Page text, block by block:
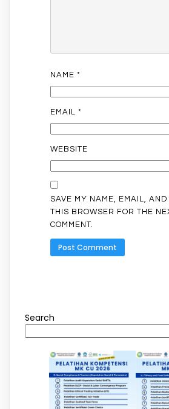
NAME *
EMAIL *
WEBSITE
SAVE MY NAME, EMAIL, AND
THIS BROWSER FOR THE
COMMENT.
Search